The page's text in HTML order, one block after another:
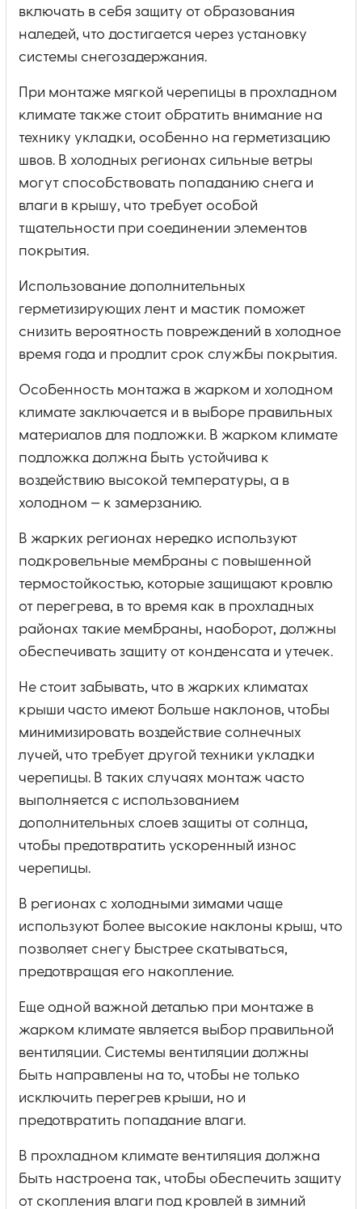
включать в себя защиту от образования
наледей, что достигается через установку
системы снегозадержания.
При монтаже мягкой черепицы в прохладном
климате также стоит обратить внимание на
технику укладки, особенно на герметизацию
швов. В холодных регионах сильные ветры
могут способствовать попаданию снега и
влаги в крышу, что требует особой
тщательности при соединении элементов
покрытия.
Использование дополнительных
герметизирующих лент и мастик поможет
снизить вероятность повреждений в холодное
время года и продлит срок службы покрытия.
Особенность монтажа в жарком и холодном
климате заключается и в выборе правильных
материалов для подложки. В жарком климате
подложка должна быть устойчива к
воздействию высокой температуры, а в
холодном — к замерзанию.
В жарких регионах нередко используют
подкровельные мембраны с повышенной
термостойкостью, которые защищают кровлю
от перегрева, в то время как в прохладных
районах такие мембраны, наоборот, должны
обеспечивать защиту от конденсата и утечек.
Не стоит забывать, что в жарких климатах
крыши часто имеют больше наклонов, чтобы
минимизировать воздействие солнечных
лучей, что требует другой техники укладки
черепицы. В таких случаях монтаж часто
выполняется с использованием
дополнительных слоев защиты от солнца,
чтобы предотвратить ускоренный износ
черепицы.
В регионах с холодными зимами чаще
используют более высокие наклоны крыш, что
позволяет снегу быстрее скатываться,
предотвращая его накопление.
Еще одной важной деталью при монтаже в
жарком климате является выбор правильной
вентиляции. Системы вентиляции должны
быть направлены на то, чтобы не только
исключить перегрев крыши, но и
предотвратить попадание влаги.
В прохладном климате вентиляция должна
быть настроена так, чтобы обеспечить защиту
от скопления влаги под кровлей в зимний